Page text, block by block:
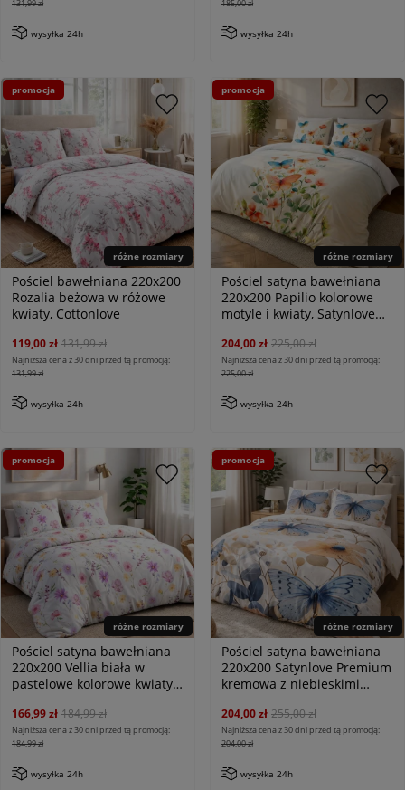
131,99 zł
wysyłka 24h
185,00 zł
wysyłka 24h
różne rozmiary
Pościel bawełniana 220x200
Rozalia beżowa w różowe
kwiaty, Cottonlove
119,00 zł 131,99 zł
Najniższa cena z 30 dni przed tą promocją:
131,99 zł
wysyłka 24h
promocja
różne rozmiary
Pościel satyna bawełniana
220x200 Papilio kolorowe
motyle i kwiaty, Satynlove
204,00 zł 225,00 zł
Najniższa cena z 30 dni przed tą promocją:
225,00 zł
wysyłka 24h
promocja
różne rozmiary
Pościel satyna bawełniana
220x200 Vellia biała w
pastelowe kolorowe kwiaty
166,99 zł 184,99 zł
Najniższa cena z 30 dni przed tą promocją:
184,99 zł
wysyłka 24h
promocja
różne rozmiary
Pościel satyna bawełniana
220x200 Satynlove Premium
kremowa z niebieskimi
204,00 zł 255,00 zł
Najniższa cena z 30 dni przed tą promocją:
204,00 zł
wysyłka 24h
promocja